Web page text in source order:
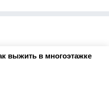
выжить в многоэтажке